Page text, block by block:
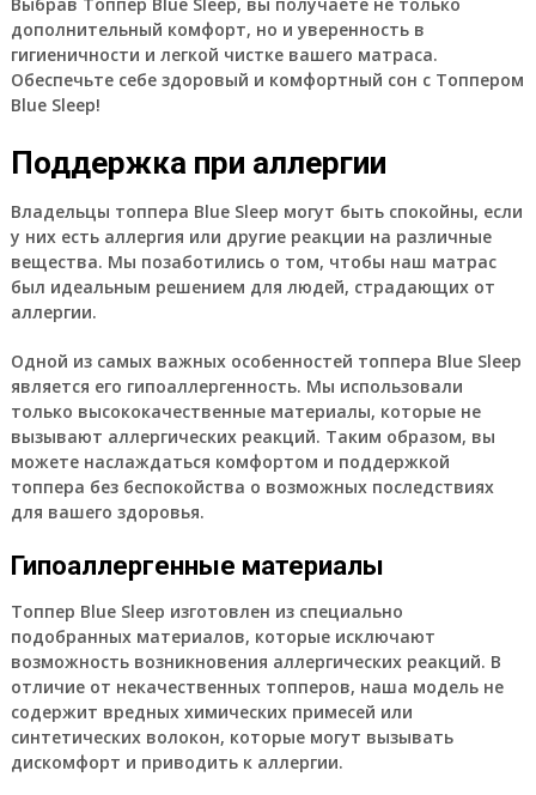
дополнительный комфорт, но и уверенность в
гигиеничности и легкой чистке вашего матраса.
Обеспечьте себе здоровый и комфортный сон с Топпером
Blue Sleep!
Поддержка при аллергии
Владельцы топпера Blue Sleep могут быть спокойны, если
у них есть аллергия или другие реакции на различные
вещества. Мы позаботились о том, чтобы наш матрас
был идеальным решением для людей, страдающих от
аллергии.
Одной из самых важных особенностей топпера Blue Sleep
является его гипоаллергенность. Мы использовали
только высококачественные материалы, которые не
вызывают аллергических реакций. Таким образом, вы
можете наслаждаться комфортом и поддержкой
топпера без беспокойства о возможных последствиях
для вашего здоровья.
Гипоаллергенные материалы
Топпер Blue Sleep изготовлен из специально
подобранных материалов, которые исключают
возможность возникновения аллергических реакций. В
отличие от некачественных топперов, наша модель не
содержит вредных химических примесей или
синтетических волокон, которые могут вызывать
дискомфорт и приводить к аллергии.